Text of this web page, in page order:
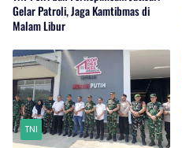
Gelar Patroli, Jaga Kamtibmas di
Malam Libur
TNI